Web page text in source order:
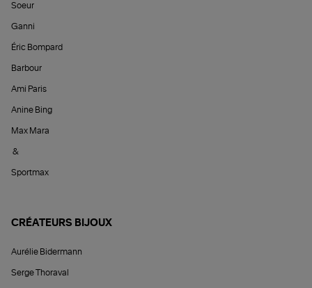
Soeur
Ganni
Éric Bompard
Barbour
Ami Paris
Anine Bing
Max Mara
&
Sportmax
CRÉATEURS BIJOUX
Aurélie Bidermann
Serge Thoraval